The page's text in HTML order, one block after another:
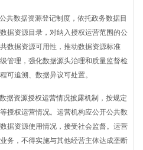
数据资源登记制度，依托政务数据目
据资源目录，对纳入授权运营范围的公
数据资源可用性，推动数据资源标准
管理，强化数据源头治理和质量监督检
可追溯、数据异议可处置。
资源授权运营情况披露机制，按规定
授权运营情况。运营机构应公开公共数
据资源使用情况，接受社会监督。运营
务，不得实施与其他经营主体达成垄断